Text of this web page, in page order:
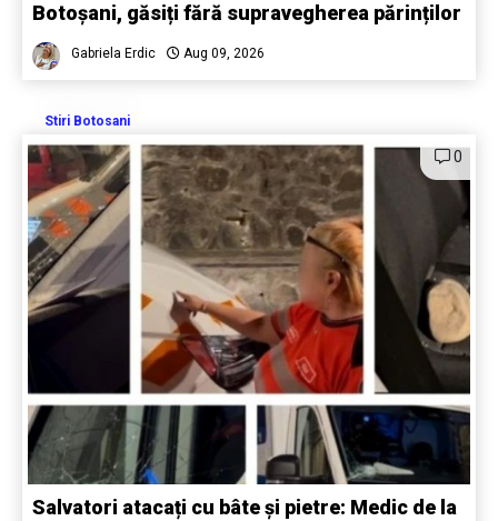
Botoșani, găsiți fără supravegherea părinților
Gabriela Erdic Aug 09, 2026
Stiri Botosani
0
Salvatori atacați cu bâte și pietre: Medic de la